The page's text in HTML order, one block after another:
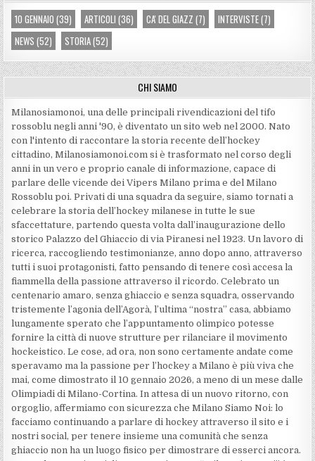
10 GENNAIO (39) ARTICOLI (36) CA' DEL GIAZZ (7) INTERVISTE(7)
NEWS (52) STORIA(52)
CHI SIAMO
Milanosiamonoi, una delle principali rivendicazioni del tifo
rossoblu negli anni '90, è diventato un sito web nel 2000. Nato
con l'intento di raccontare la storia recente dell’hockey
cittadino, Milanosiamonoi.com si è trasformato nel corso degli
anni in un vero e proprio canale di informazione, capace di
parlare delle vicende dei Vipers Milano prima e del Milano
Rossoblu poi. Privati di una squadra da seguire, siamo tornati a
celebrare la storia dell’hockey milanese in tutte le sue
sfaccettature, partendo questa volta dall’inaugurazione dello
storico Palazzo del Ghiaccio di via Piranesi nel 1923. Un lavoro di
ricerca, raccogliendo testimonianze, anno dopo anno, attraverso
tutti i suoi protagonisti, fatto pensando di tenere così accesa la
fiammella della passione attraverso il ricordo. Celebrato un
centenario amaro, senza ghiaccio e senza squadra, osservando
tristemente l’agonia dell’Agorà, l’ultima “nostra” casa, abbiamo
lungamente sperato che l’appuntamento olimpico potesse
fornire la città di nuove strutture per rilanciare il movimento
hockeistico. Le cose, ad ora, non sono certamente andate come
speravamo ma la passione per l’hockey a Milano è più viva che
mai, come dimostrato il 10 gennaio 2026, a meno di un mese dalle
Olimpiadi di Milano-Cortina. In attesa di un nuovo ritorno, con
orgoglio, affermiamo con sicurezza che Milano Siamo Noi: lo
facciamo continuando a parlare di hockey attraverso il sito e i
nostri social, per tenere insieme una comunità che senza
ghiaccio non ha un luogo fisico per dimostrare di esserci ancora.